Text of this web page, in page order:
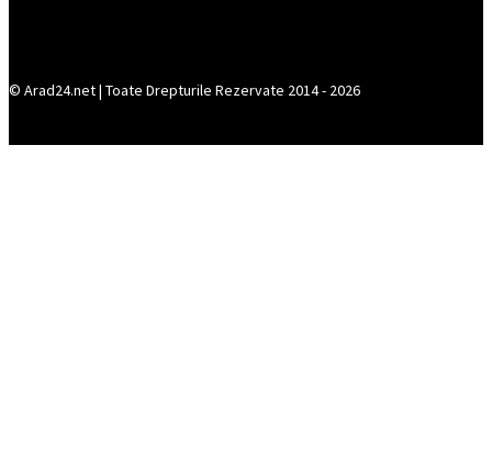
© Arad24.net | Toate Drepturile Rezervate 2014 - 2026